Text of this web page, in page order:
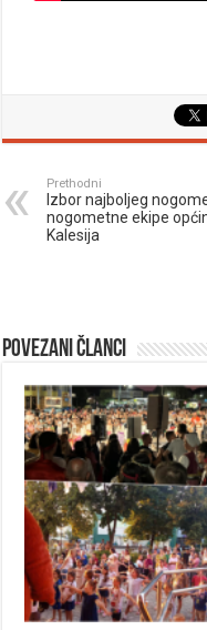
Prethodni
Izbor najboljeg
nogometne ekipe
Kalesija
Povezani članci